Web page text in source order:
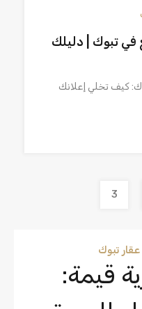
في تبوك | دليلك
كيف تخلي إعلانك
3
تبوك
قيمة: